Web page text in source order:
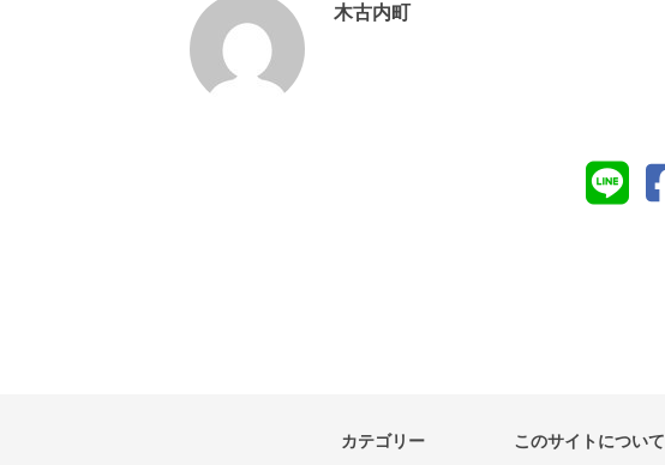
木古内町
カテゴリー このサイトについて